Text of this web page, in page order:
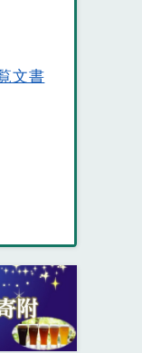
文書